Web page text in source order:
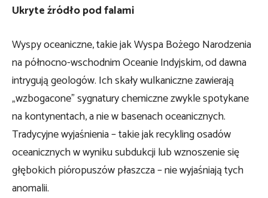
Ukryte źródło pod falami
Wyspy oceaniczne, takie jak Wyspa Bożego Narodzenia
na północno-wschodnim Oceanie Indyjskim, od dawna
intrygują geologów. Ich skały wulkaniczne zawierają
„wzbogacone” sygnatury chemiczne zwykle spotykane
na kontynentach, a nie w basenach oceanicznych.
Tradycyjne wyjaśnienia – takie jak recykling osadów
oceanicznych w wyniku subdukcji lub wznoszenie się
głębokich pióropuszów płaszcza – nie wyjaśniają tych
anomalii.